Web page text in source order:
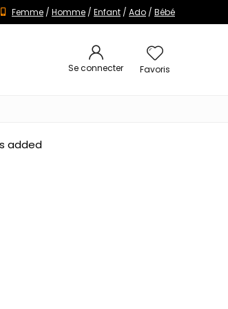
Femme / Homme / Enfant / Ado / Bébé
Se connecter Favoris
added